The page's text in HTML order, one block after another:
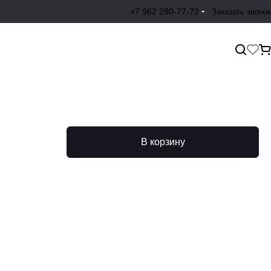
+7 962 280-77-72 Заказать звонок
В корзину